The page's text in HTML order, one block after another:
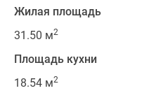
Жилая площадь
31.50 м2
Площадь кухни
18.54 м2